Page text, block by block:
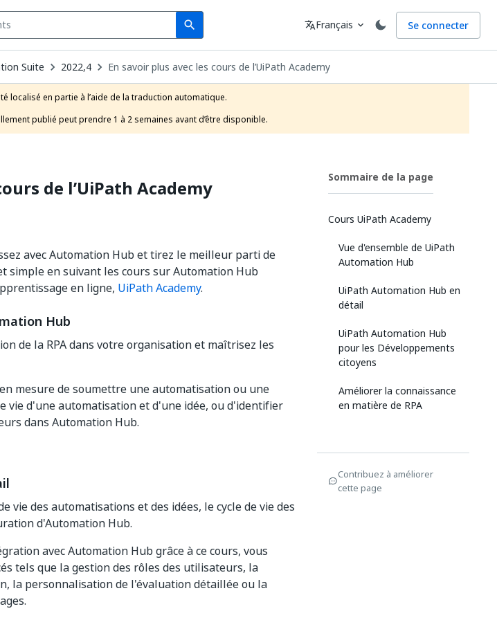
search
Search Langue
translateFrançais expand_more Se connecter
Suite 2022,4 En savoir plus avec les cours de l’UiPath Academy
localisé en partie à l’aide de la traduction automatique.
publié peut prendre 1 à 2 semaines avant d’être disponible.
de l’UiPath Academy
avec Automation Hub et tirez le meilleur parti de
simple en suivant les cours sur Automation Hub
en ligne, UiPath Academy.
Hub
de la RPA dans votre organisation et maîtrisez les
mesure de soumettre une automatisation ou une
vie d'une automatisation et d'une idée, ou d'identifier
dans Automation Hub.
vie des automatisations et des idées, le cycle de vie des
d'Automation Hub.
avec Automation Hub grâce à ce cours, vous
tels que la gestion des rôles des utilisateurs, la
la personnalisation de l'évaluation détaillée ou la
Sommaire de la page
Cours UiPath Academy
Vue d'ensemble de UiPath
Automation Hub
UiPath Automation Hub en
détail
UiPath Automation Hub
pour les Développements
citoyens
Améliorer la connaissance
en matière de RPA
Contribuez à améliorer
cette page